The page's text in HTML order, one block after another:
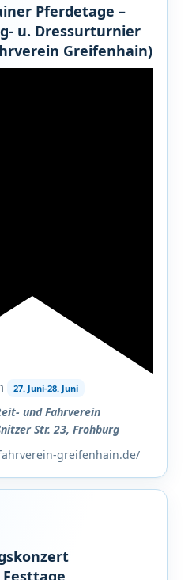
Pferdetage –
u. Dressurturnier
Greifenhain)
27. Juni-28. Juni
und Fahrverein
Str. 23, Frohburg
greifenhain.de/